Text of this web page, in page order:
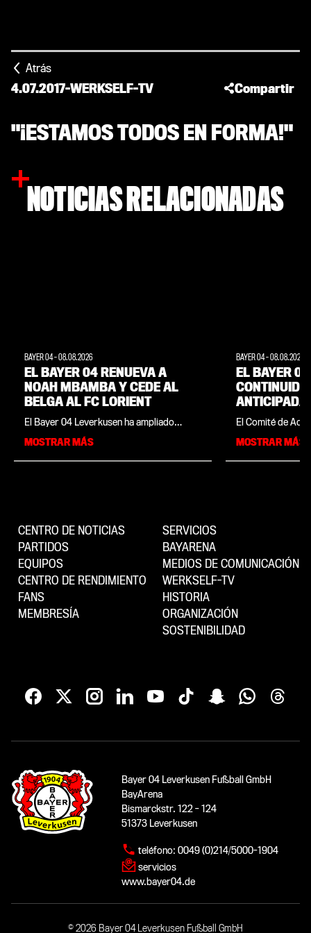
Atrás
4.07.2017-WERKSELF-TV Compartir
"¡ESTAMOS TODOS EN FORMA!"
NOTICIAS RELACIONADAS
BAYER 04-08.08.2026
EL BAYER 04 RENUEVA A
NOAH MBAMBA Y CEDE AL
BELGA AL FC LORIENT
El Bayer 04 Leverkusen ha ampliado
anticipadamente por un año el contrato
del centrocampista Noah Mbamba y ha
Werkself del futuro.
MOSTRAR MÁS
BAYER 04-08.08.2026
EL BAYER
CONTRATOS
FERNANDO
El Comité de
Leverkusen
anticipadamente
MOSTRAR MÁS
CENTRO DE NOTICIAS
PARTIDOS
EQUIPOS
CENTRO DE RENDIMIENTO
FANS
MEMBRESÍA
SERVICIOS
BAYARENA
MEDIOS DE COMUNICACIÓN
WERKSELF-TV
HISTORIA
ORGANIZACIÓN
SOSTENIBILIDAD
Bayer 04 Leverkusen Fußball GmbH
BayArena
Bismarckstr. 122 - 124
51373 Leverkusen
teléfono: 0049 (0)214/5000-1904
servicios
www.bayer04.de
© 2026 Bayer 04 Leverkusen Fußball GmbH